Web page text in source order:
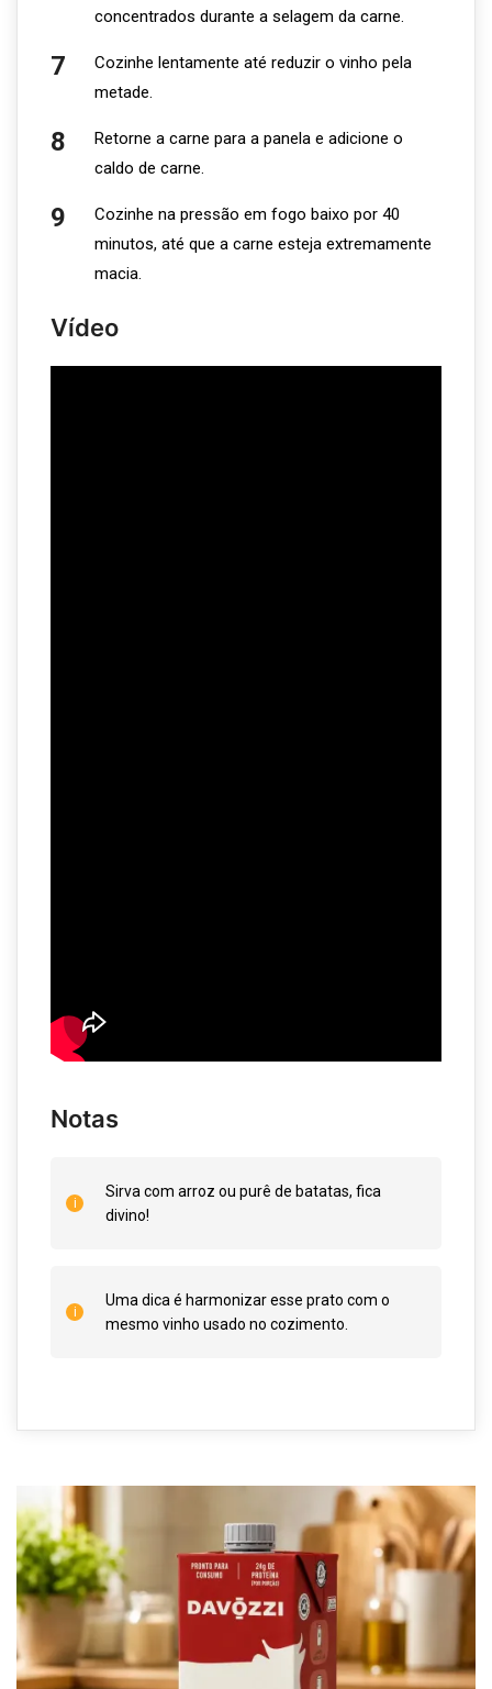
concentrados durante a selagem da carne.
Cozinhe lentamente até reduzir o vinho pela
metade.
Retorne a carne para a panela e adicione o
caldo de carne.
Cozinhe na pressão em fogo baixo por 40
minutos, até que a carne esteja extremamente
macia.
Vídeo
Notas
Sirva com arroz ou purê de batatas, fica
divino!
Uma dica é harmonizar esse prato com o
mesmo vinho usado no cozimento.